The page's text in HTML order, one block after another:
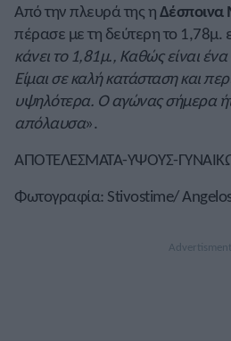
Από την πλευρά της η
πέρασε με τη δεύτερη το 1,78μ.
κάνει το 1,81μ., Καθώς είναι
Είμαι σε καλή κατάσταση και
υψηλότερα. Ο αγώνας σήμερα
απόλαυσα».
ΑΠΟΤΕΛΕΣΜΑΤΑ-ΥΨΟΥΣ-
Φωτογραφία: Stivostime/